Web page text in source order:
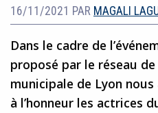
16/11/2021 PAR MAGALI
Dans le cadre de
proposé par le réseau
municipale de Lyon
à l’honneur les actrices